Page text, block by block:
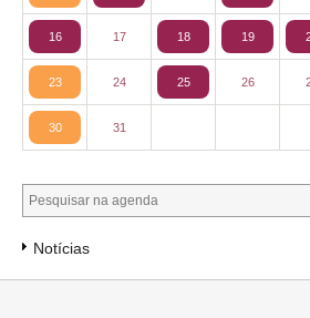
16 17 18 19
23 24 25 26
30 31
Notícias